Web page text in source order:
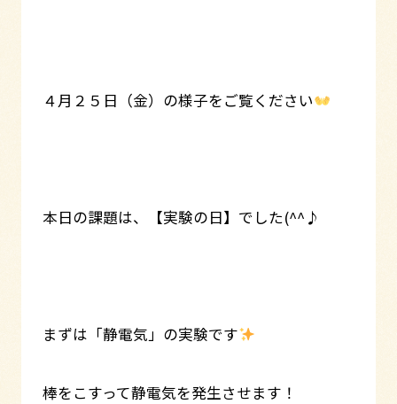
４月２５日（金）の様子をご覧ください
本日の課題は、【実験の日】でした(^^♪
まずは「静電気」の実験です
棒をこすって静電気を発生させます！